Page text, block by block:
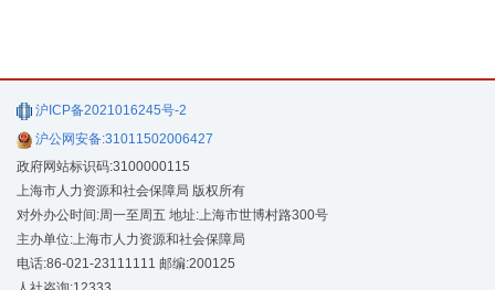
沪ICP备2021016245号-2
沪公网安备:31011502006427
政府网站标识码:3100000115
上海市人力资源和社会保障局 版权所有
对外办公时间:周一至周五 地址:上海市世博村路300号
主办单位:上海市人力资源和社会保障局
电话:86-021-23111111 邮编:200125